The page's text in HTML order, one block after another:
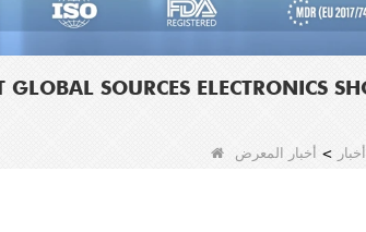
أخبار > أخبار المعرض